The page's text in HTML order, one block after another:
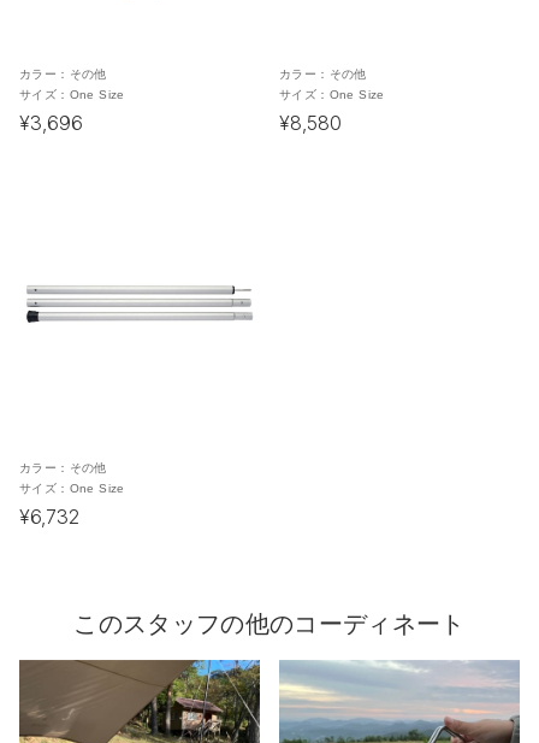
カラー： その他
サイズ： One Size
¥3,696
カラー： その他
サイズ： One Size
¥8,580
カラー： その他
サイズ： One Size
¥6,732
このスタッフの他のコーディネート